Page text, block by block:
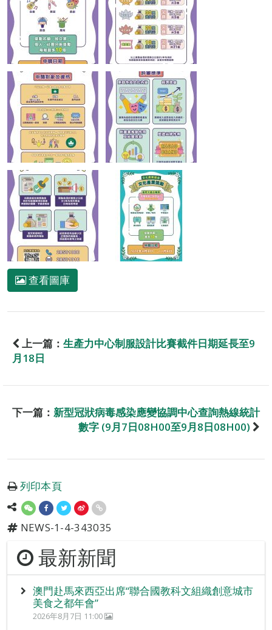
查看圖庫
上一篇： 生產力中心制服設計比賽截件日期延長至9
月18日
下一篇： 新型冠狀病毒感染應變協調中心查詢熱線統計
數字 (9月7日08H00至9月8日08H00)
列印本頁
NEWS-1-4-343035
最新新聞
澳門赴馬來西亞出席“聯合國教科文組織創意城市
美食之都年會”
2026年8月7日 11:00